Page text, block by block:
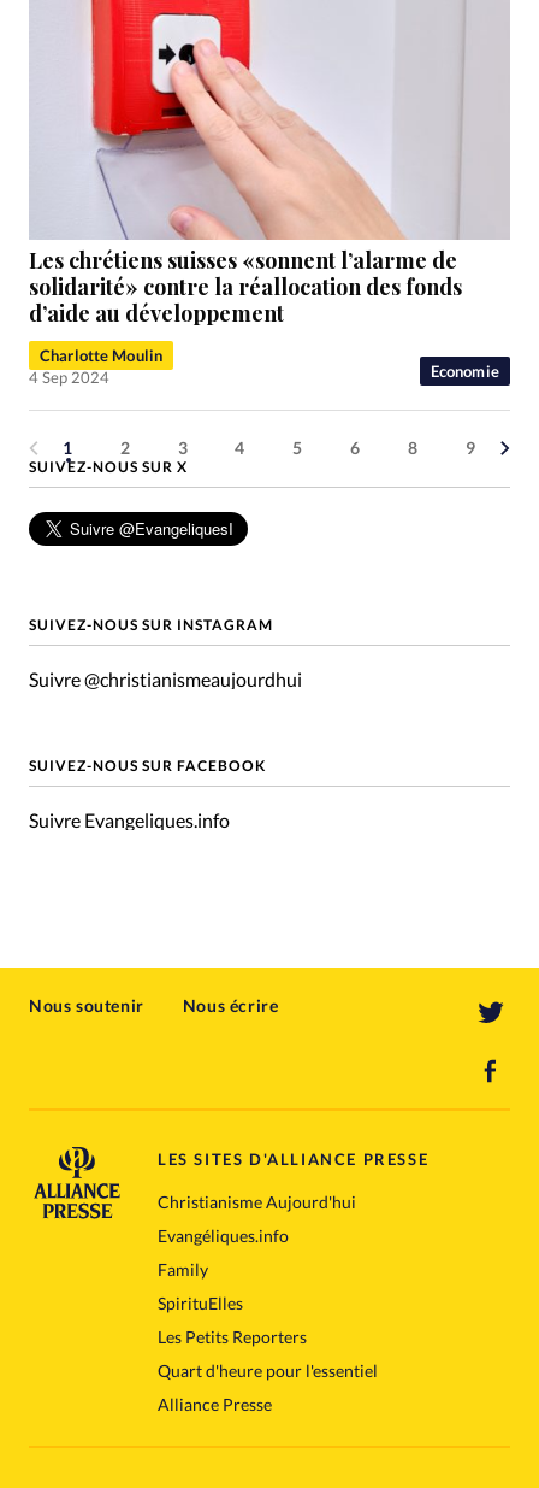
Economie
Les chrétiens suisses «sonnent l’alarme de
solidarité» contre la réallocation des fonds
d’aide au développement
Charlotte Moulin
4 Sep 2024
1 2 3 4 5 6 8 9
SUIVEZ-NOUS SUR X
SUIVEZ-NOUS SUR INSTAGRAM
Suivre @christianismeaujourdhui
SUIVEZ-NOUS SUR FACEBOOK
Suivre Evangeliques.info
Nous soutenir Nous écrire
LES SITES D'ALLIANCE PRESSE
Christianisme Aujourd'hui
Evangéliques.info
Family
SpirituElles
Les Petits Reporters
Quart d'heure pour l'essentiel
Alliance Presse